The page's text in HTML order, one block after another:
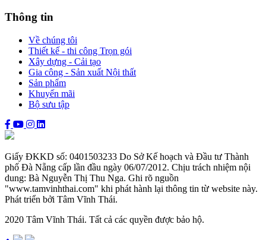
Thông tin
Về chúng tôi
Thiết kế - thi công Trọn gói
Xây dựng - Cải tạo
Gia công - Sản xuất Nội thất
Sản phẩm
Khuyến mãi
Bộ sưu tập
Giấy ĐKKD số: 0401503233 Do Sở Kế hoạch và Đầu tư Thành
phố Đà Nẵng cấp lần đầu ngày 06/07/2012. Chịu trách nhiệm nội
dung: Bà Nguyễn Thị Thu Nga. Ghi rõ nguồn
"www.tamvinhthai.com" khi phát hành lại thông tin từ website này.
Phát triển bởi Tâm Vĩnh Thái.
2020 Tâm Vĩnh Thái. Tất cả các quyền được bảo hộ.